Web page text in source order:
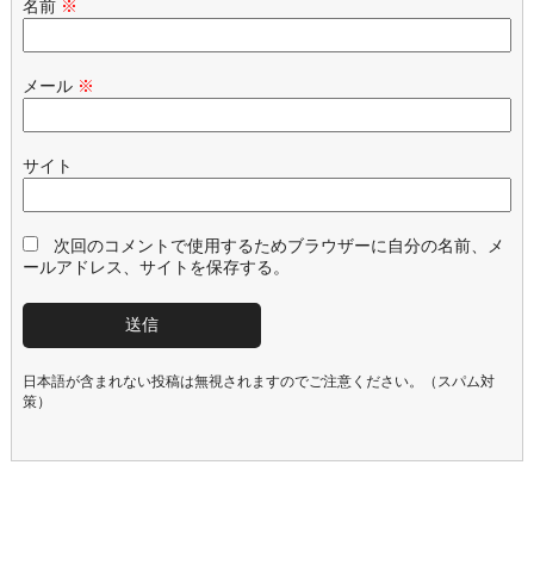
名前 ※
メール ※
サイト
次回のコメントで使用するためブラウザーに自分の名前、メ
ールアドレス、サイトを保存する。
日本語が含まれない投稿は無視されますのでご注意ください。（スパム対
策）